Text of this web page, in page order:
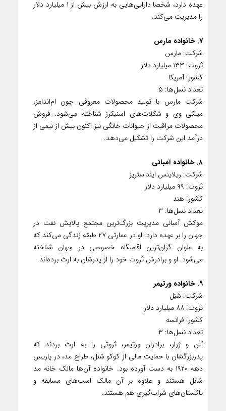
عهده دارد، شخصا دارایی‌هایی به ارزش بیش از ۱ میلیارد دلار
را مدیریت می‌کند.
۷. خانواده مارس
شرکت: مارس
ثروت: ۱۳۳ میلیارد دلار
کشور: آمریکا
تعداد نسل‌ها: ۵
شرکت مارس با تولید محصولات معروفی چون ام‌اندامز،
میلکی وی و شکلات‌های اسنیکرز شناخته می‌شود. فروش
محصولات مراقبت از حیوانات خانگی نیز اکنون بیش از نیمی از
درآمد این شرکت را تشکیل می‌دهد.
۸. خانواده آمبانی
شرکت: ریلاینس اینداستریز
ثروت: ۹۹ میلیارد دلار
کشور: هند
تعداد نسل‌ها: ۳
موکش آمبانی مدیریت بزرگ‌ترین مجتمع پالایش نفت در
جهان را بر عهده دارد. او در عمارتی ۲۷ طبقه زندگی می‌کند که
به عنوان گران‌ترین اقامتگاه خصوصی در جهان شناخته
می‌شود. او و برادرش ثروت خود را از پدرشان به ارث برده‌اند.
۹. خانواده ورتیمر
شرکت: شَنِل
ثروت: ۸۸ میلیارد دلار
کشور: فرانسه
تعداد نسل‌ها: ۳
آلن و ژرار، برادران ورتیمر، ثروتی را به ارث بردند که
پدربزرگشان با حمایت مالی از کوکو شنل، طراح مد، در پاریس
دهه ۱۹۲۰ به دست آورده بود. خانواده آن‌ها مالک خانه مد
شانل هستند و علاوه بر آن مالک اسب‌های مسابقه‌ و
تاکستان‌های شراب‌گیری هم هستند.